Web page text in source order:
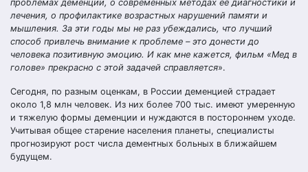
проблемах деменции, о современных методах её диагностики и
лечения, о профилактике возрастных нарушений памяти и
мышления. За эти годы мы не раз убеждались, что лучший
способ привлечь внимание к проблеме – это донести до
человека позитивную эмоцию. И как мне кажется, фильм «Мед в
голове» прекрасно с этой задачей справляется».
Сегодня, по разным оценкам, в России деменцией страдает
около 1,8 млн человек. Из них более 700 тыс. имеют умеренную
и тяжелую формы деменции и нуждаются в постороннем уходе.
Учитывая общее старение населения планеты, специалисты
прогнозируют рост числа дементных больных в ближайшем
будущем.